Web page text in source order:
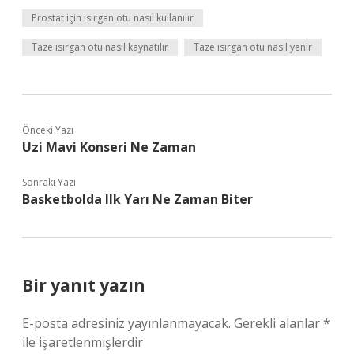
Prostat için ısırgan otu nasıl kullanılır
Taze ısırgan otu nasıl kaynatılır Taze ısırgan otu nasıl yenir
Önceki Yazı
Uzi Mavi Konseri Ne Zaman
Sonraki Yazı
Basketbolda Ilk Yarı Ne Zaman Biter
Bir yanıt yazın
E-posta adresiniz yayınlanmayacak. Gerekli alanlar*
ile işaretlenmişlerdir